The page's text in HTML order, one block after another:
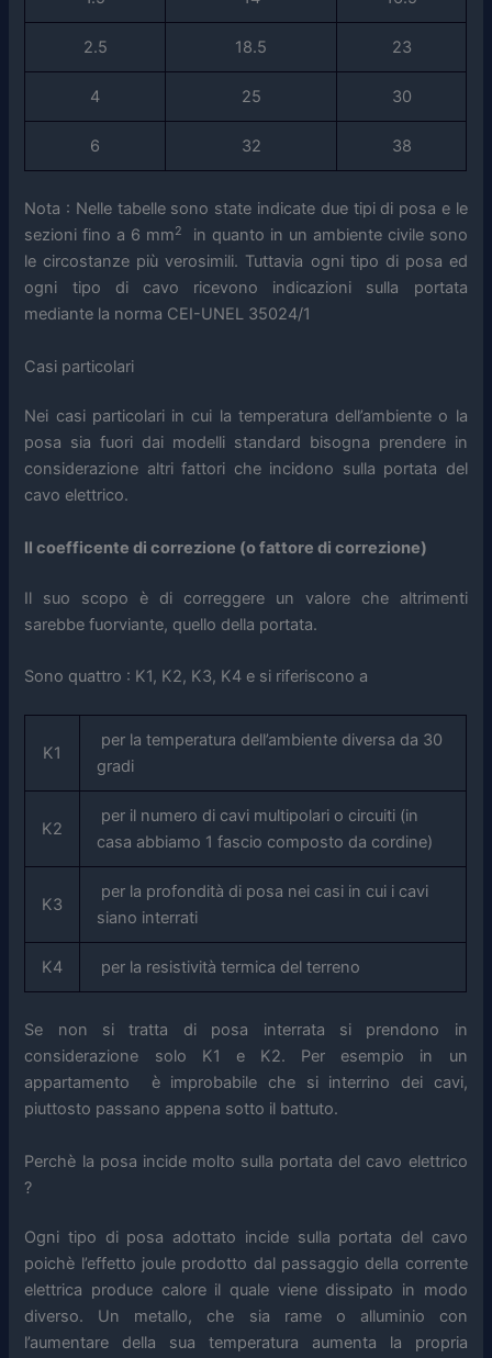
2.5 18.5 23
4 25 30
6 32 38
Nota : Nelle tabelle sono state indicate due tipi di posa e le
sezioni fino a 6 mm2
in quanto in un ambiente civile sono
le circostanze più verosimili. Tuttavia ogni tipo di posa ed
ogni tipo di cavo ricevono indicazioni sulla portata
mediante la norma CEI-UNEL 35024/1
Casi particolari
Nei casi particolari in cui la temperatura dell’ambiente o la
posa sia fuori dai modelli standard bisogna prendere in
considerazione altri fattori che incidono sulla portata del
cavo elettrico.
Il coefficente di correzione (o fattore di correzione)
Il suo scopo è di correggere un valore che altrimenti
sarebbe fuorviante, quello della portata.
Sono quattro : K1, K2, K3, K4 e si riferiscono a
K1
per la temperatura dell’ambiente diversa da 30
gradi
K2
per il numero di cavi multipolari o circuiti (in
casa abbiamo 1 fascio composto da cordine)
K3
per la profondità di posa nei casi in cui i cavi
siano interrati
K4 per la resistività termica del terreno
Se non si tratta di posa interrata si prendono in
considerazione solo K1 e K2. Per esempio in un
appartamento è improbabile che si interrino dei cavi,
piuttosto passano appena sotto il battuto.
Perchè la posa incide molto sulla portata del cavo elettrico
?
Ogni tipo di posa adottato incide sulla portata del cavo
poichè l’effetto joule prodotto dal passaggio della corrente
elettrica produce calore il quale viene dissipato in modo
diverso. Un metallo, che sia rame o alluminio con
l’aumentare della sua temperatura aumenta la propria